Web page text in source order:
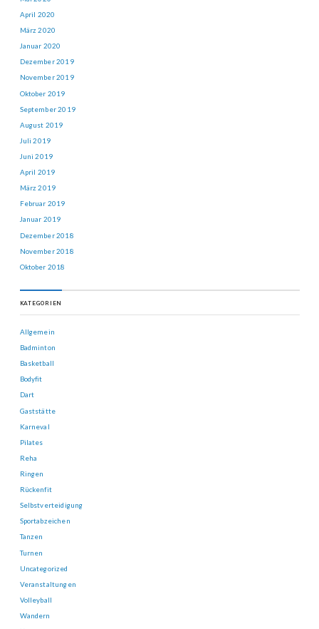
April 2020
März 2020
Januar 2020
Dezember 2019
November 2019
Oktober 2019
September 2019
August 2019
Juli 2019
Juni 2019
April 2019
März 2019
Februar 2019
Januar 2019
Dezember 2018
November 2018
Oktober 2018
KATEGORIEN
Allgemein
Badminton
Basketball
Bodyfit
Dart
Gaststätte
Karneval
Pilates
Reha
Ringen
Rückenfit
Selbstverteidigung
Sportabzeichen
Tanzen
Turnen
Uncategorized
Veranstaltungen
Volleyball
Wandern